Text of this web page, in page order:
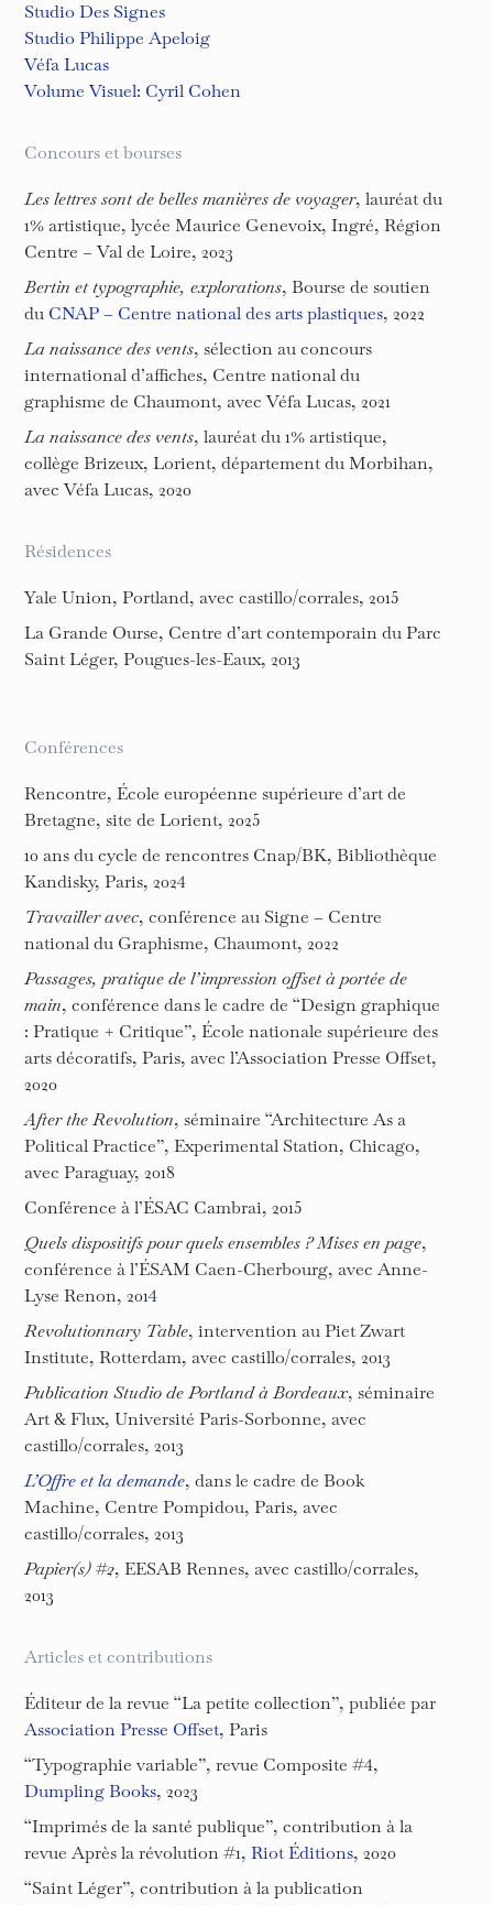
Studio Des Signes
Studio Philippe Apeloig
Véfa Lucas
Volume Visuel: Cyril Cohen
Concours et bourses
Les lettres sont de belles manières de voyager, lauréat du
1% artistique, lycée Maurice Genevoix, Ingré, Région
Centre – Val de Loire, 2023
Bertin et typographie, explorations, Bourse de soutien
du CNAP – Centre national des arts plastiques, 2022
La naissance des vents, sélection au concours
international d’affiches, Centre national du
graphisme de Chaumont, avec Véfa Lucas, 2021
La naissance des vents, lauréat du 1% artistique,
collège Brizeux, Lorient, département du Morbihan,
avec Véfa Lucas, 2020
Résidences
Yale Union, Portland, avec castillo/corrales, 2015
La Grande Ourse, Centre d’art contemporain du Parc
Saint Léger, Pougues-les-Eaux, 2013
Conférences
Rencontre, École européenne supérieure d’art de
Bretagne, site de Lorient, 2025
10 ans du cycle de rencontres Cnap/BK, Bibliothèque
Kandisky, Paris, 2024
Travailler avec, conférence au Signe – Centre
national du Graphisme, Chaumont, 2022
Passages, pratique de l’impression offset à portée de
main, conférence dans le cadre de “Design graphique
: Pratique + Critique”, École nationale supérieure des
arts décoratifs, Paris, avec l’Association Presse Offset,
2020
After the Revolution, séminaire “Architecture As a
Political Practice”, Experimental Station, Chicago,
avec Paraguay, 2018
Conférence à l’ÉSAC Cambrai, 2015
Quels dispositifs pour quels ensembles ? Mises en page,
conférence à l’ÉSAM Caen-Cherbourg, avec Anne-
Lyse Renon, 2014
Revolutionnary Table, intervention au Piet Zwart
Institute, Rotterdam, avec castillo/corrales, 2013
Publication Studio de Portland à Bordeaux, séminaire
Art & Flux, Université Paris-Sorbonne, avec
castillo/corrales, 2013
L’Offre et la demande, dans le cadre de Book
Machine, Centre Pompidou, Paris, avec
castillo/corrales, 2013
Papier(s) #2, EESAB Rennes, avec castillo/corrales,
2013
Articles et contributions
Éditeur de la revue “La petite collection”, publiée par
Association Presse Offset, Paris
“Typographie variable”, revue Composite #4,
Dumpling Books, 2023
“Imprimés de la santé publique”, contribution à la
revue Après la révolution #1,Riot Éditions, 2020
“Saint Léger”, contribution à la publication